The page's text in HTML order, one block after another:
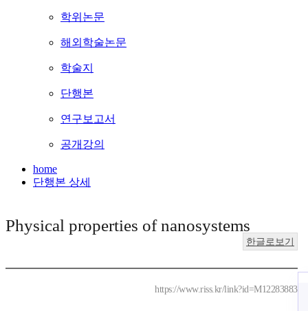
학위논문
해외학술논문
학술지
단행본
연구보고서
공개강의
home
단행본 상세
Physical properties of nanosystems
한글로보기
https://www.riss.kr/link?id=M12283883